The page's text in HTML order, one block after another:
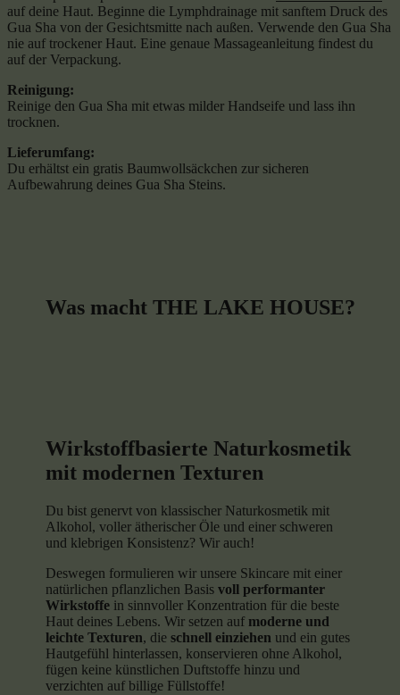
auf deine Haut. Beginne die Lymphdrainage mit sanftem Druck des
Gua Sha von der Gesichtsmitte nach außen. Verwende den Gua Sha
nie auf trockener Haut. Eine genaue Massageanleitung findest du
auf der Verpackung.
Reinigung:
Reinige den Gua Sha mit etwas milder Handseife und lass ihn
trocknen.
Lieferumfang:
Du erhältst ein gratis Baumwollsäckchen zur sicheren
Aufbewahrung deines Gua Sha Steins.
Was macht THE LAKE HOUSE?
Wirkstoffbasierte Naturkosmetik
mit modernen Texturen
Du bist genervt von klassischer Naturkosmetik mit
Alkohol, voller ätherischer Öle und einer schweren
und klebrigen Konsistenz? Wir auch!
Deswegen formulieren wir unsere Skincare mit einer
natürlichen pflanzlichen Basisvoll performanter
Wirkstoffe in sinnvoller Konzentration für die beste
Haut deines Lebens. Wir setzen auf moderne und
leichte Texturen, dieschnell einziehen und ein gutes
Hautgefühl hinterlassen, konservieren ohne Alkohol,
fügen keine künstlichen Duftstoffe hinzu und
verzichten auf billige Füllstoffe!